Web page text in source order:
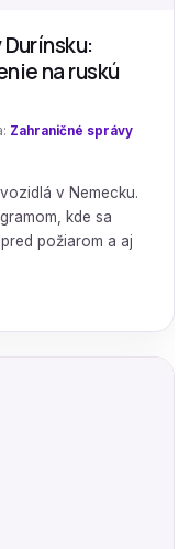
na ruskú
Zahraničné správy
v Nemecku.
kde sa
požiarom a aj